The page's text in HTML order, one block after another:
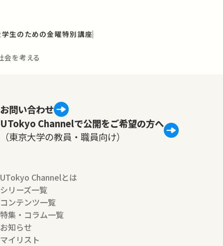
生のための金曜特別講座
会を考える
お問い合わせ
UTokyo Channelで公開をご希望の方へ
（東京大学の教員・職員向け）
UTokyo Channelとは
シリーズ一覧
コンテンツ一覧
特集・コラム一覧
お知らせ
マイリスト